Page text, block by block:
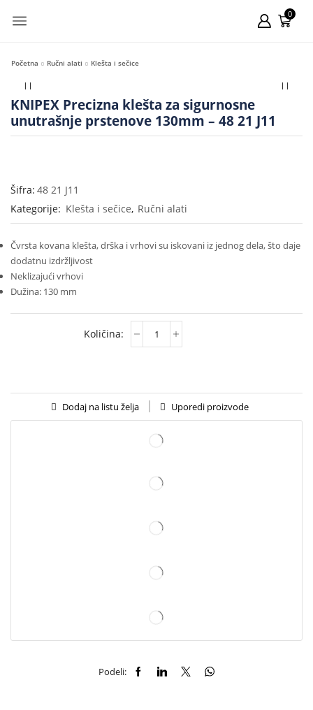
0
Početna Ručni alati Klešta i sečice
KNIPEX Precizna klešta za sigurnosne
unutrašnje prstenove 130mm – 48 21 J11
Šifra: 48 21 J11
Kategorije: Klešta i sečice, Ručni alati
Čvrsta kovana klešta, drška i vrhovi su iskovani iz jednog dela, što daje
dodatnu izdržljivost
Neklizajući vrhovi
Dužina: 130 mm
Dodaj na listu želja Uporedi proizvode
Podeli: